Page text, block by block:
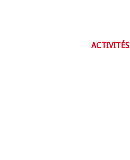
ACTIVITÉS